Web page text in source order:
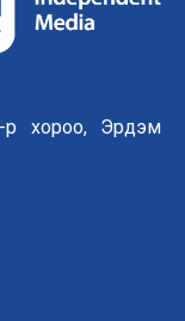
8-р хороо, Эрдэм